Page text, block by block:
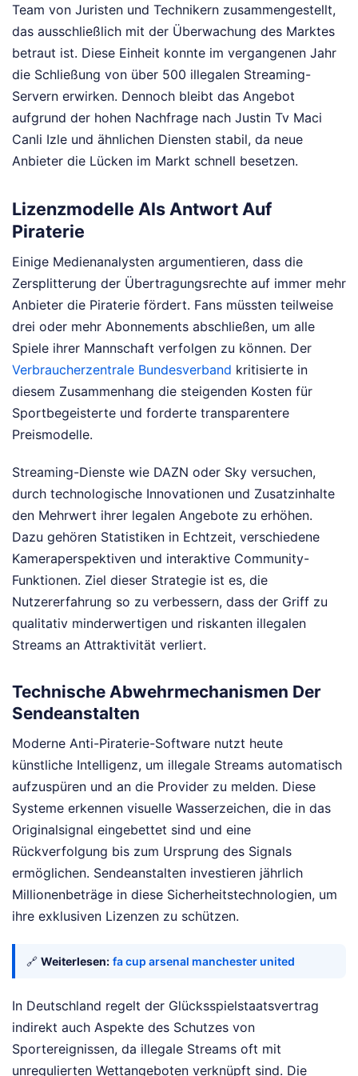
Team von Juristen und Technikern zusammengestellt,
das ausschließlich mit der Überwachung des Marktes
betraut ist. Diese Einheit konnte im vergangenen Jahr
die Schließung von über 500 illegalen Streaming-
Servern erwirken. Dennoch bleibt das Angebot
aufgrund der hohen Nachfrage nach Justin Tv Maci
Canli Izle und ähnlichen Diensten stabil, da neue
Anbieter die Lücken im Markt schnell besetzen.
Lizenzmodelle Als Antwort Auf
Piraterie
Einige Medienanalysten argumentieren, dass die
Zersplitterung der Übertragungsrechte auf immer mehr
Anbieter die Piraterie fördert. Fans müssten teilweise
drei oder mehr Abonnements abschließen, um alle
Spiele ihrer Mannschaft verfolgen zu können. Der
Verbraucherzentrale Bundesverband kritisierte in
diesem Zusammenhang die steigenden Kosten für
Sportbegeisterte und forderte transparentere
Preismodelle.
Streaming-Dienste wie DAZN oder Sky versuchen,
durch technologische Innovationen und Zusatzinhalte
den Mehrwert ihrer legalen Angebote zu erhöhen.
Dazu gehören Statistiken in Echtzeit, verschiedene
Kameraperspektiven und interaktive Community-
Funktionen. Ziel dieser Strategie ist es, die
Nutzererfahrung so zu verbessern, dass der Griff zu
qualitativ minderwertigen und riskanten illegalen
Streams an Attraktivität verliert.
Technische Abwehrmechanismen Der
Sendeanstalten
Moderne Anti-Piraterie-Software nutzt heute
künstliche Intelligenz, um illegale Streams automatisch
aufzuspüren und an die Provider zu melden. Diese
Systeme erkennen visuelle Wasserzeichen, die in das
Originalsignal eingebettet sind und eine
Rückverfolgung bis zum Ursprung des Signals
ermöglichen. Sendeanstalten investieren jährlich
Millionenbeträge in diese Sicherheitstechnologien, um
ihre exklusiven Lizenzen zu schützen.
🔗 Weiterlesen: fa cup arsenal manchester united
In Deutschland regelt der Glücksspielstaatsvertrag
indirekt auch Aspekte des Schutzes von
Sportereignissen, da illegale Streams oft mit
unregulierten Wettangeboten verknüpft sind. Die